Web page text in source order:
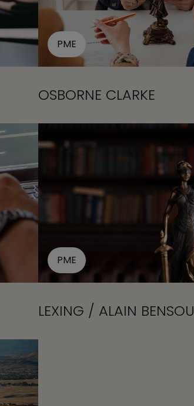
PME
OSBORNE CLARKE
PME
LEXING / ALAIN